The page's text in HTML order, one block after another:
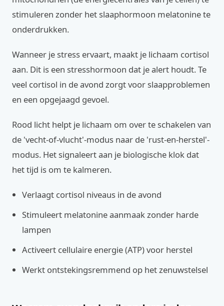
stimuleren zonder het slaaphormoon melatonine te
onderdrukken.
Wanneer je stress ervaart, maakt je lichaam cortisol
aan. Dit is een stresshormoon dat je alert houdt. Te
veel cortisol in de avond zorgt voor slaapproblemen
en een opgejaagd gevoel.
Rood licht helpt je lichaam om over te schakelen van
de 'vecht-of-vlucht'-modus naar de 'rust-en-herstel'-
modus. Het signaleert aan je biologische klok dat
het tijd is om te kalmeren.
Verlaagt cortisol niveaus in de avond
Stimuleert melatonine aanmaak zonder harde
lampen
Activeert cellulaire energie (ATP) voor herstel
Werkt ontstekingsremmend op het zenuwstelsel